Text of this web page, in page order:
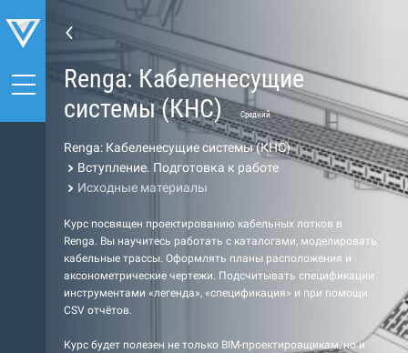
Renga: Кабеленесущие
системы (КНС)
Средний
Renga: Кабеленесущие системы (КНС)
Вступление. Подготовка к работе
Исходные материалы
Курс посвящен проектированию кабельных лотков в
Renga. Вы научитесь работать с каталогами, моделировать
кабельные трассы. Оформлять планы расположения и
аксонометрические чертежи. Подсчитывать спецификации
инструментами «легенда», «спецификация» и при помощи
CSV отчётов.
Курс будет полезен не только BIM-проектировщикам, но и